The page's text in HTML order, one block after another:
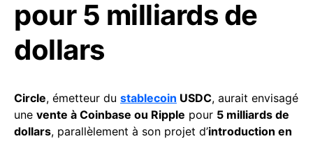
pour 5 milliards de
dollars
Circle, émetteur du stablecoin USDC, aurait envisagé
une vente à Coinbase ou Ripple pour 5 milliards de
dollars, parallèlement à son projet d’introduction en